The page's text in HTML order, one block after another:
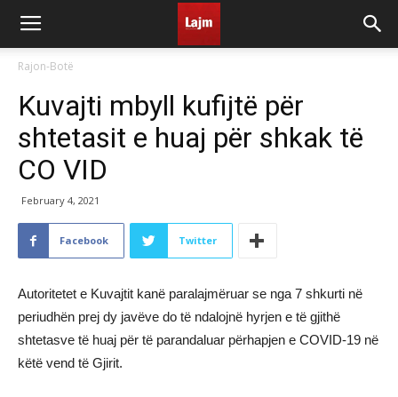
Rajon-Botë
Kuvajti mbyll kufijtë për
shtetasit e huaj për shkak të
CO VID
February 4, 2021
Facebook Twitter
Autoritetet e Kuvajtit kanë paralajmëruar se nga 7 shkurti në
periudhën prej dy javëve do të ndalojnë hyrjen e të gjithë
shtetasve të huaj për të parandaluar përhapjen e COVID-19 në
këtë vend të Gjirit.